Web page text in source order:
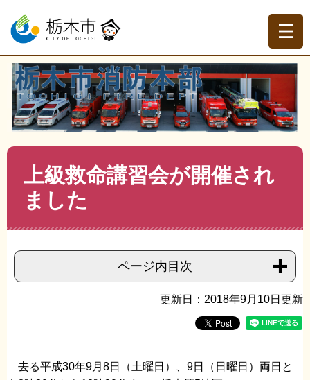
ー
の
す。
ニ
ー
本
現在地
トップページ >栃木市消防本部 > 消防本部>消防本部ト
ピックス>>上級救命講習会が開催されました
上級救命講習会が開催され
ました
ページ内目次
更新日：2018年9月10日更新
去る平成30年9月8日（土曜日）、9日（日曜日）両日と